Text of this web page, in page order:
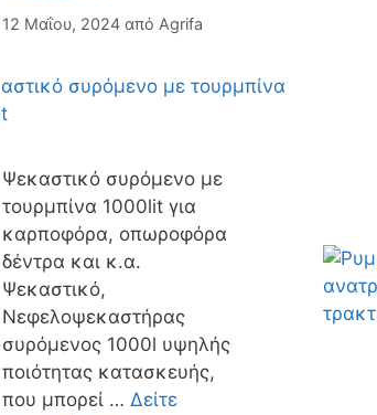
12 Μαΐου, 2024 από Agrifa
Ψεκαστικό συρόμενο με
τουρμπίνα 1000lit για
καρποφόρα, οπωροφόρα
δέντρα και κ.α.
Ψεκαστικό,
Νεφελοψεκαστήρας
συρόμενος 1000l υψηλής
ποιότητας κατασκευής,
που μπορεί … Δείτε